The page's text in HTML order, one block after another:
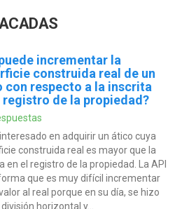
incrementar la
construida real de un
con respecto a la inscrita
registro de la propiedad?
en adquirir un ático cuya
construida real es mayor que la
en el registro de la propiedad. La API
que es muy difícil incrementar
al real porque en su día, se hizo
horizontal y...